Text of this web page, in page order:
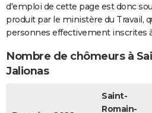
d'emploi de cette page est donc
produit par le ministère du Travail,
personnes effectivement inscrites
Nombre de chômeurs à
Jalionas
Saint-
Romain-